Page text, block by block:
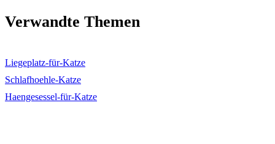
Verwandte Themen
Liegeplatz-für-Katze
Schlafhoehle-Katze
Haengesessel-für-Katze